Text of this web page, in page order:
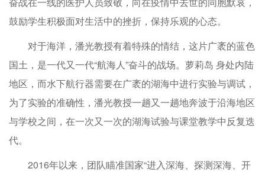
鼓励学生积极面对生活中的挫折，保持乐观的心态。
对于海洋，潘光教授有着特殊的情结，这片广袤的蓝色
国土，是一代又一代“航海人”奋斗的战场。萝莉岛 身处内陆
地区，而水下航行器需要在广袤的湖海中进行实验与调试，
为了实验的准确性，潘光教授一趟又一趟地奔波于沿海地区
与学校之间，在一次又一次的湖海试验与课堂教学中反复迭
代。
2016年以来，团队瞄准国家“进入深海、探测深海、开